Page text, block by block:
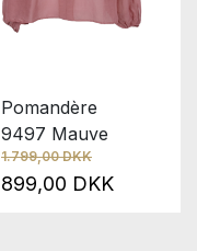
Pomandère
9497 Mauve
1.799,00 DKK
899,00 DKK